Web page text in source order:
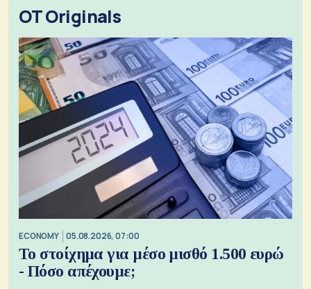
OT Originals
ECONOMY 05.08.2026, 07:00
Το στοίχημα για μέσο μισθό 1.500 ευρώ
- Πόσο απέχουμε;